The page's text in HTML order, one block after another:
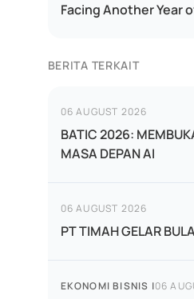
Facing Another Year
BERITA TERKAIT
06 AUGUST 2026
BATIC 2026:
MASA DEPAN AI
06 AUGUST 2026
PT TIMAH GELAR
EKONOMI BISNIS |06